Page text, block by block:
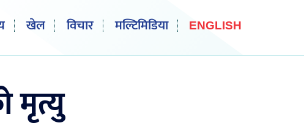
खेल विचार मल्टिमिडिया ENGLISH
मृत्यु